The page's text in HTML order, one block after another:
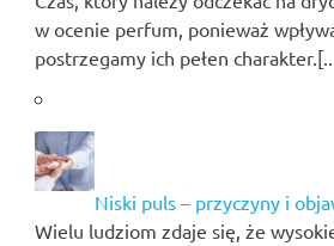
w ocenie perfum, ponieważ
postrzegamy ich pełen
Niski puls – przyczyny i
Wielu ludziom zdaje się, że